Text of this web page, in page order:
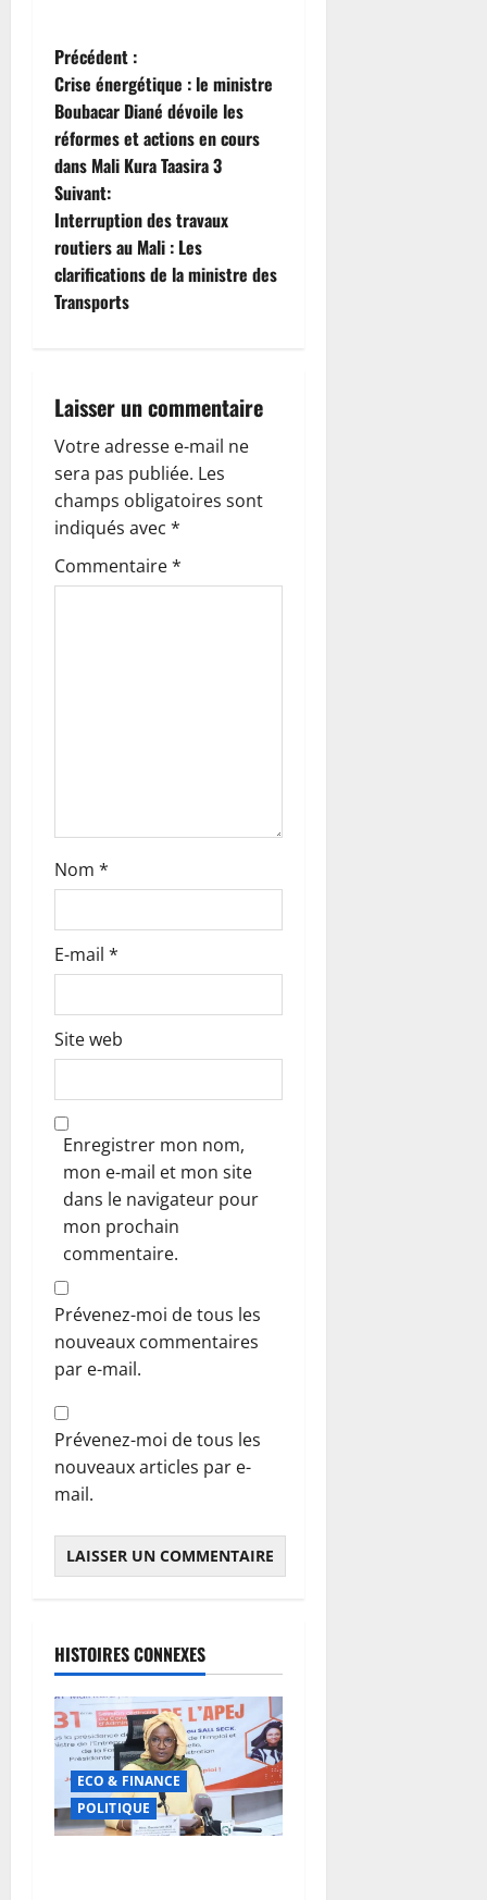
N
a
v
i
g
a
o
n
d
’
l
e
Précédent :
Crise énergétique : le ministre
Boubacar Diané dévoile les
réformes et actions en cours
dans Mali Kura Taasira 3
Suivant:
Interruption des travaux
routiers au Mali : Les
clarifications de la ministre des
Transports
Laisser un commentaire
Votre adresse e-mail ne
sera pas publiée. Les
champs obligatoires sont
indiqués avec *
Commentaire*
Nom *
E-mail *
Site web
Enregistrer mon nom,
mon e-mail et mon site
dans le navigateur pour
mon prochain
commentaire.
Prévenez-moi de tous les
nouveaux commentaires
par e-mail.
Prévenez-moi de tous les
nouveaux articles par e-
mail.
HISTOIRES CONNEXES
ECO & FINANCE
POLITIQUE